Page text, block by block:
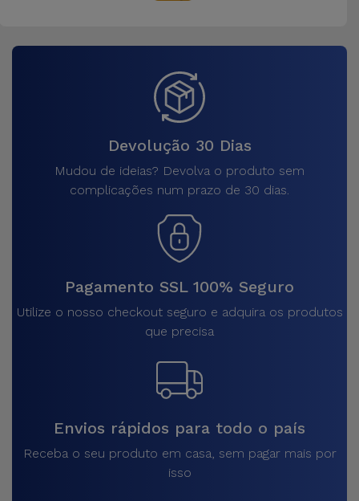
Devolução 30 Dias
Mudou de ideias? Devolva o produto sem
complicações num prazo de 30 dias.
Pagamento SSL 100% Seguro
Utilize o nosso checkout seguro e adquira os produtos
que precisa
Envios rápidos para todo o país
Receba o seu produto em casa, sem pagar mais por
isso